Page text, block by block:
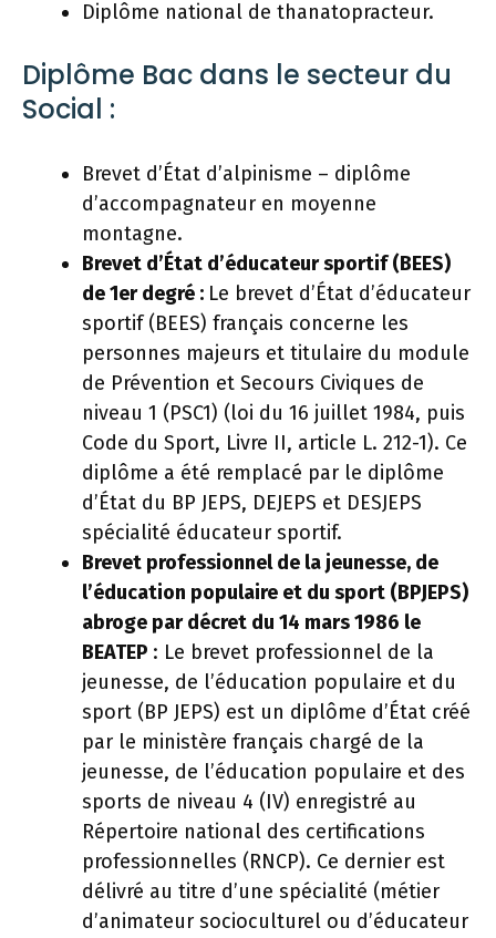
Diplôme national de thanatopracteur.
Diplôme Bac dans le secteur du
Social :
Brevet d’État d’alpinisme – diplôme
d’accompagnateur en moyenne
montagne.
Brevet d’État d’éducateur sportif (BEES)
de 1er degré : Le brevet d’État d’éducateur
sportif (BEES) français concerne les
personnes majeurs et titulaire du module
de Prévention et Secours Civiques de
niveau 1 (PSC1) (loi du 16 juillet 1984, puis
Code du Sport, Livre II, article L. 212-1). Ce
diplôme a été remplacé par le diplôme
d’État du BP JEPS, DEJEPS et DESJEPS
spécialité éducateur sportif.
Brevet professionnel de la jeunesse, de
l’éducation populaire et du sport (BPJEPS)
abroge par décret du 14 mars 1986 le
BEATEP : Le brevet professionnel de la
jeunesse, de l’éducation populaire et du
sport (BP JEPS) est un diplôme d’État créé
par le ministère français chargé de la
jeunesse, de l’éducation populaire et des
sports de niveau 4 (IV) enregistré au
Répertoire national des certifications
professionnelles (RNCP). Ce dernier est
délivré au titre d’une spécialité (métier
d’animateur socioculturel ou d’éducateur